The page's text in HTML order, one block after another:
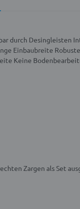
durch Desingleisten
Einbaubreite
Keine
Zargen als Set